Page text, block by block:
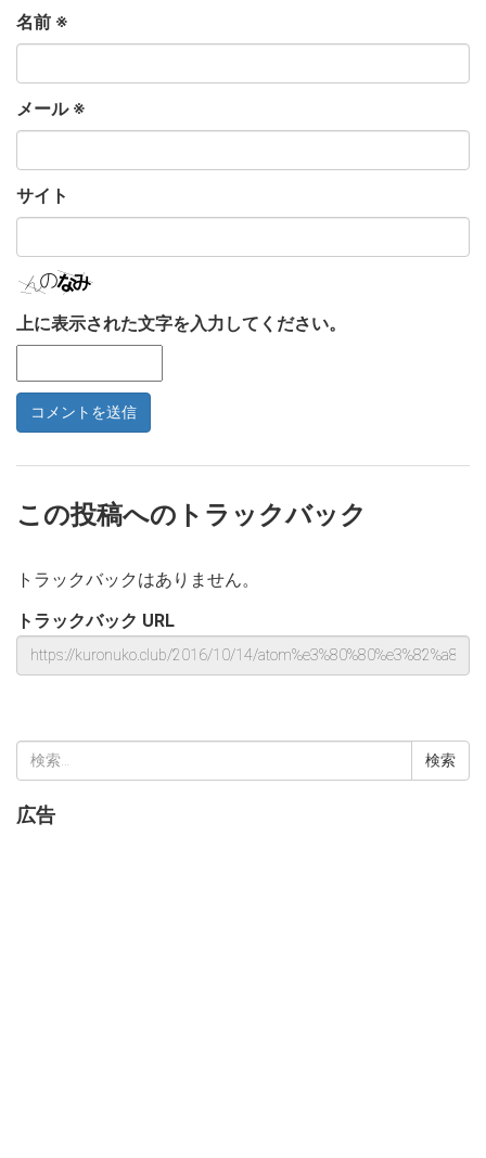
名前 ※
メール ※
サイト
上に表示された文字を入力してください。
この投稿へのトラックバック
トラックバックはありません。
トラックバック URL
検
索:
広告